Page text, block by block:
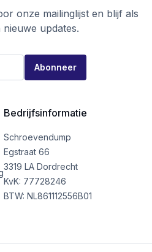
onze mailinglijst en blijf als
updates.
Abonneer
Bedrijfsinformatie
Schroevendump
Egstraat 66
3319 LA Dordrecht
KvK: 77728246
BTW: NL861112556B01